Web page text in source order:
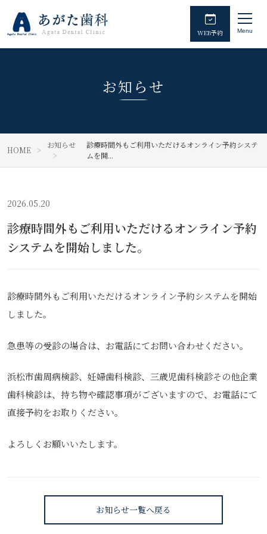
WEB予約 Menu
お知らせ
HOME
お知らせ
診療時間外もご利用いただけるオンライン予約システ
ムを開...
2026.05.20
診療時間外もご利用いただけるオンライン予約
システムを開始しました。
診療時間外もご利用いただけるオンライン予約システムを開始
しました。
急患等の受診の場合は、お電話にてお問い合わせください。
浜松市歯周病検診、妊婦歯科検診、三歳児歯科検診その他企業
歯科検診は、持ち物や確認事項がございますので、お電話にて
直接予約をお取りください。
よろしくお願いいたします。
お知らせ一覧へ戻る